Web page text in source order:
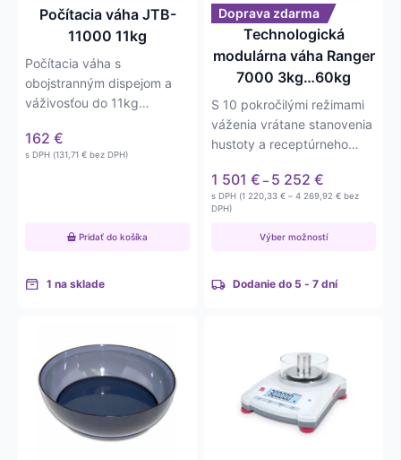
Počítacia váha JTB-
11000 11kg
Počítacia váha s
obojstranným dispejom a
váživosťou do 11kg
0,5g. Váha má okrem…
162 €
s DPH (131,71 € bez DPH)
Pridať do košíka
1 na sklade
Doprava zdarma
Technologická
modulárna váha Ranger
7000 3kg…60kg
S 10 pokročilými režimami
váženia vrátane stanovenia
hustoty a receptúrneho
1 501 € – 5 252 €
range:
5 252 €
s DPH (1 220,33 € – 4 269,92 €Price
bez
DPH)
Výber možností
môžete
vybrať
produktu.
Dodanie do 5 - 7 dní
viacero
variantov.